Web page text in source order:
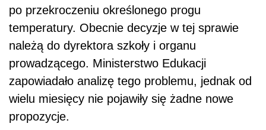
po przekroczeniu określonego progu
temperatury. Obecnie decyzje w tej sprawie
należą do dyrektora szkoły i organu
prowadzącego. Ministerstwo Edukacji
zapowiadało analizę tego problemu, jednak od
wielu miesięcy nie pojawiły się żadne nowe
propozycje.